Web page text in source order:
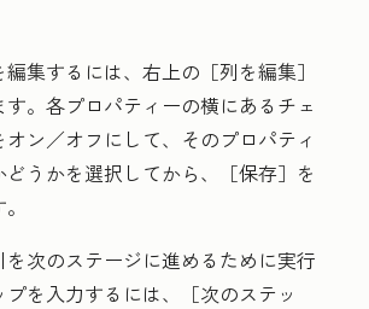
集するには、右上の［列を編集］
。各プロパティーの横にあるチェ
オン／オフにして、そのプロパティ
うかを選択してから、［保存］ を
を次のステージに進めるために実行
を入力するには、
［次のステッ